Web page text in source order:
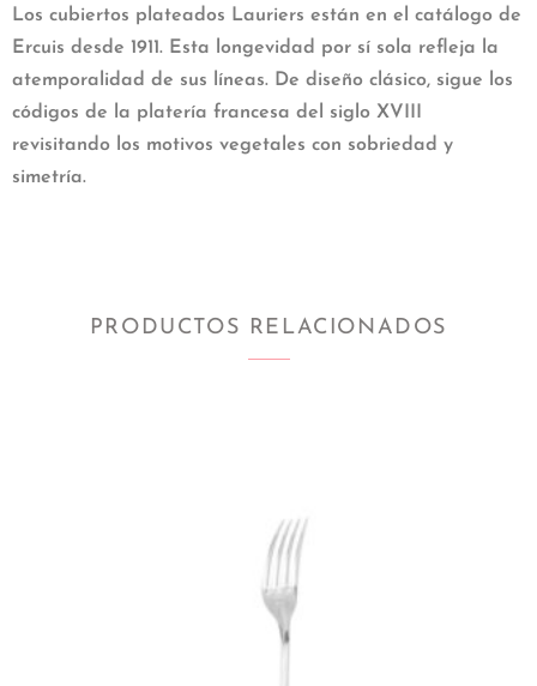
Los cubiertos plateados Lauriers están en el catálogo de
Ercuis desde 1911. Esta longevidad por sí sola refleja la
atemporalidad de sus líneas. De diseño clásico, sigue los
códigos de la platería francesa del siglo XVIII
revisitando los motivos vegetales con sobriedad y
simetría.
PRODUCTOS RELACIONADOS